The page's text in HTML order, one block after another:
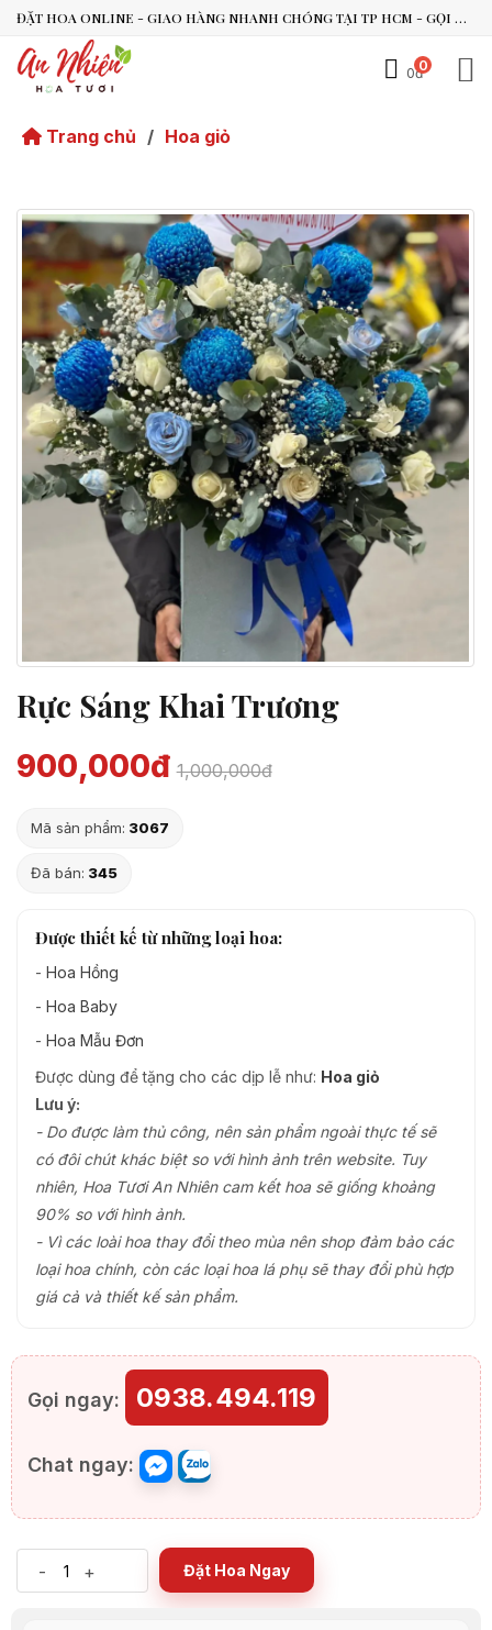
ĐẶT HOA ONLINE - GIAO HÀNG NHANH CHÓNG TẠI TP HCM - GỌI NGAY 0938.494.119 HOẶC 0899.492.909
0
0đ
Trang chủ / Hoa giỏ
Rực Sáng Khai Trương
900,000đ 1,000,000đ
Mã sản phẩm: 3067
Đã bán: 345
Được thiết kế từ những loại hoa:
- Hoa Hồng
- Hoa Baby
- Hoa Mẫu Đơn
Được dùng để tặng cho các dịp lễ như: Hoa giỏ
Lưu ý:
- Do được làm thủ công, nên sản phẩm ngoài thực tế sẽ
có đôi chút khác biệt so với hình ảnh trên website. Tuy
nhiên, Hoa Tươi An Nhiên cam kết hoa sẽ giống khoảng
90% so với hình ảnh.
- Vì các loài hoa thay đổi theo mùa nên shop đảm bảo các
loại hoa chính, còn các loại hoa lá phụ sẽ thay đổi phù hợp
giá cả và thiết kế sản phẩm.
Gọi ngay: 0938.494.119
Chat ngay:
- + Đặt Hoa Ngay
An Nhiên Flowers
Vừa xong
Bạn có thể để lại yêu cầu, mình sẽ phản hồi sớm.